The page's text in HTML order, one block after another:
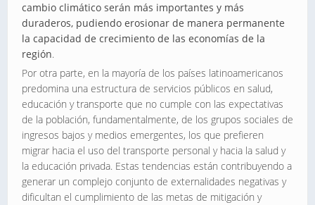
cambio climático serán más importantes y más
duraderos, pudiendo erosionar de manera permanente
la capacidad de crecimiento de las economías de la
región.
Por otra parte, en la mayoría de los países latinoamericanos
predomina una estructura de servicios públicos en salud,
educación y transporte que no cumple con las expectativas
de la población, fundamentalmente, de los grupos sociales de
ingresos bajos y medios emergentes, los que prefieren
migrar hacia el uso del transporte personal y hacia la salud y
la educación privada. Estas tendencias están contribuyendo a
generar un complejo conjunto de externalidades negativas y
dificultan el cumplimiento de las metas de mitigación y